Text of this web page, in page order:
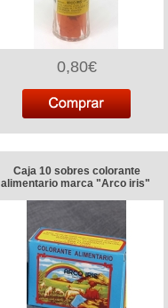
0,80€
Caja 10 sobres colorante
alimentario marca "Arco iris"